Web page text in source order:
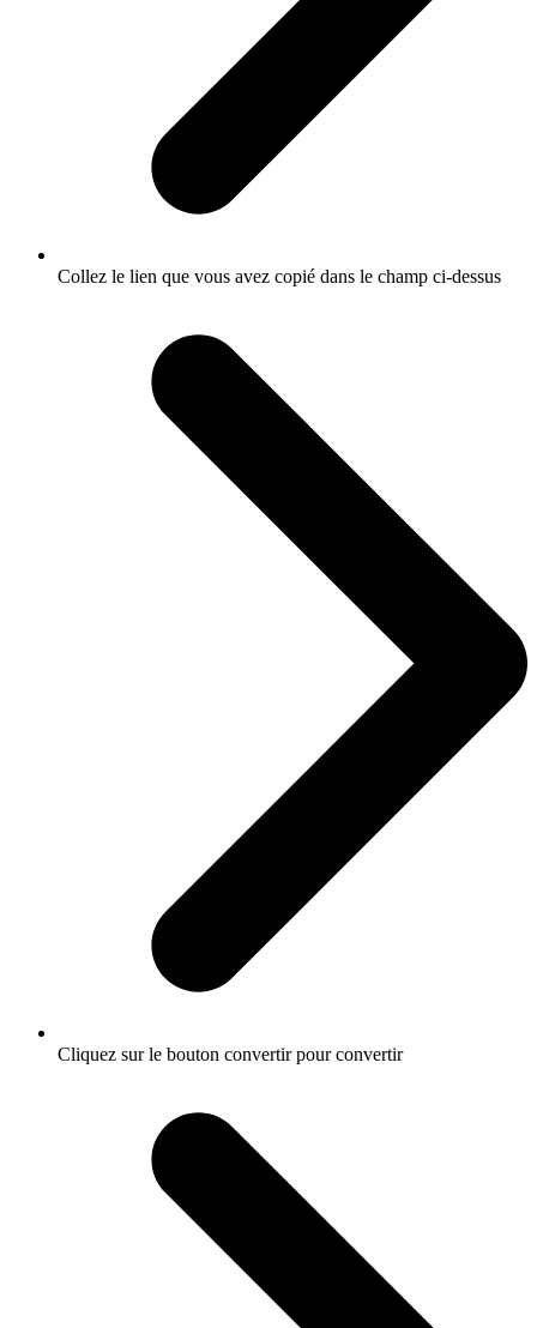
Collez le lien que vous avez copié dans le champ ci-dessus
Cliquez sur le bouton convertir pour convertir